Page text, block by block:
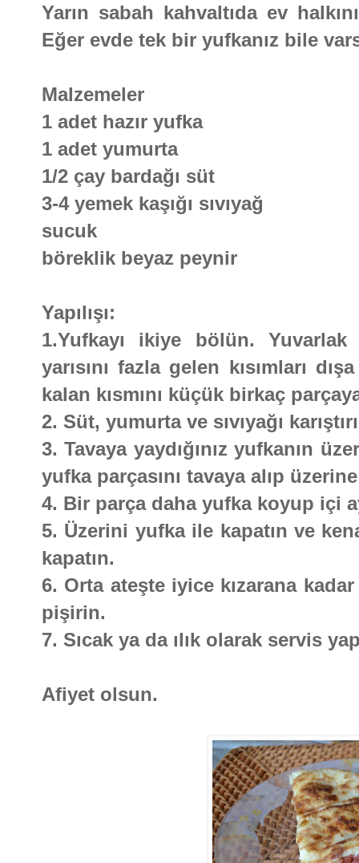
Yarın sabah kahvaltıda ev
Eğer evde tek bir yufkanız bile
Malzemeler
1 adet hazır yufka
1 adet yumurta
1/2 çay bardağı süt
3-4 yemek kaşığı sıvıyağ
sucuk
böreklik beyaz peynir
Yapılışı:
1.Yufkayı ikiye bölün.
yarısını fazla gelen kısımları
kalan kısmını küçük birkaç
2. Süt, yumurta ve sıvıyağı
3. Tavaya yaydığınız yufkanın
yufka parçasını tavaya alıp
4. Bir parça daha yufka koyup içi
5. Üzerini yufka ile kapatın ve
kapatın.
6. Orta ateşte iyice kızarana
pişirin.
7. Sıcak ya da ılık olarak servis
Afiyet olsun.